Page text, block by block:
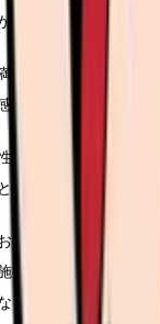
非常に高いことが特
や細かいクレームが
じる看護師は多いで
も特殊で、医療者と
顧客という関係性が
客様として接する意
術後の効果に満足さ
ることもあります。